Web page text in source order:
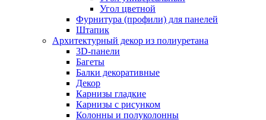
Угол цветной
Фурнитура (профили) для панелей
Штапик
Архитектурный декор из полиуретана
3D-панели
Багеты
Балки декоративные
Декор
Карнизы гладкие
Карнизы с рисунком
Колонны и полуколонны